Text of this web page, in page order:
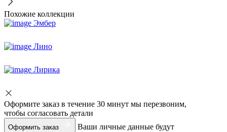
Похожие коллекции
Эмбер
Лино
Лирика
Оформите заказ в течение 30 минут мы перезвоним,
чтобы согласовать детали
Оформить заказ
Ваши личные данные будут